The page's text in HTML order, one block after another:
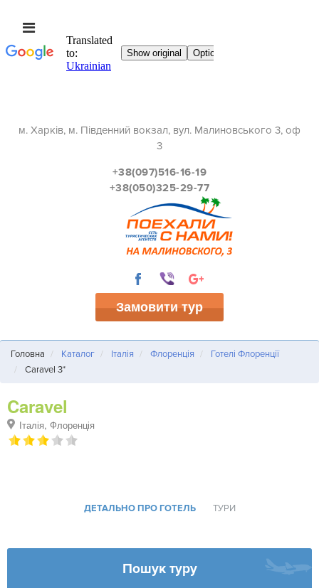
м. Харків, м. Південний вокзал, вул. Малиновського 3, оф
3
+38(097)516-16-19
+38(050)325-29-77
Замовити тур
Головна Каталог Італія Флоренція
Готелі Флоренції
Caravel 3*
Caravel
Італія, Флоренція
ДЕТАЛЬНО ПРО ГОТЕЛЬ ТУРИ
Пошук туру